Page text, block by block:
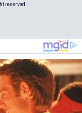
reserved